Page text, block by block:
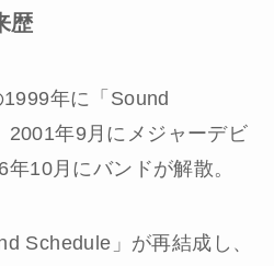
歴
年に「Sound
2001年9月にメジャーデビ
10月にバンドが解散。
Schedule」が再結成し、